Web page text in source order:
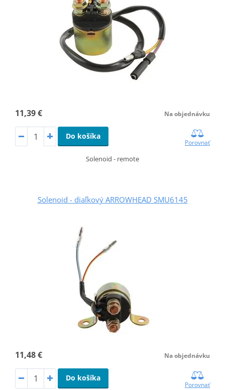
11,39 € Na objednávku
Do košíka
Porovnať
Solenoid - remote
Solenoid - diaľkový ARROWHEAD SMU6145
11,48 € Na objednávku
Do košíka
Porovnať